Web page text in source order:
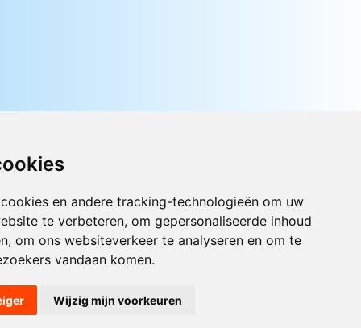
en andere tracking-technologieën om uw
te verbeteren, om gepersonaliseerde inhoud
om ons websiteverkeer te analyseren en om te
vandaan komen.
Wijzig mijn voorkeuren
Luister nu naar Jouwradio! De beste
Nederlandstalige muziek uit de lage
landen hoor je hier al 20 jaar. In
digitale kwaliteit op je laptop, tablet
of smartphone.